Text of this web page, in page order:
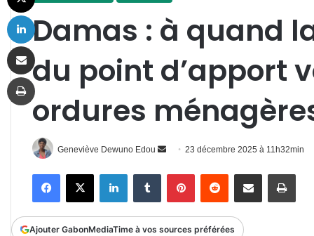
Damas : à quand
du point d’apport
ordures
Geneviève Dewuno Edou
Envoyer
courriel
23 décembre 2025 à 11h32min
FacebookX LinkedinTumblr PinterestReddit Partager par email
Ajouter GabonMediaTime à vos sources préférées
Imprimer